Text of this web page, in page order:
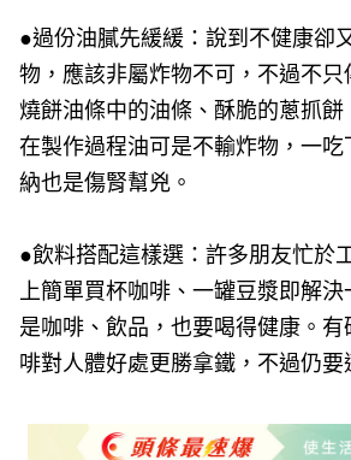
●過份油膩先緩緩：說到不健康卻
物，應該非屬炸物不可，不過不
燒餅油條中的油條、酥脆的蔥抓餅
在製作過程油可是不輸炸物，一
納也是傷腎幫兇。
●飲料搭配這樣選：許多朋友忙於
上簡單買杯咖啡、一罐豆漿即解
是咖啡、飲品，也要喝得健康。
啡對人體好處更勝拿鐵，不過仍要